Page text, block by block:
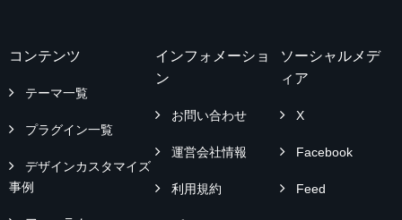
コンテンツ
テーマ一覧
プラグイン一覧
デザインカスタマイズ
事例
インフォメーショ
ン
お問い合わせ
運営会社情報
利用規約
ソーシャルメデ
ィア
X
Facebook
Feed